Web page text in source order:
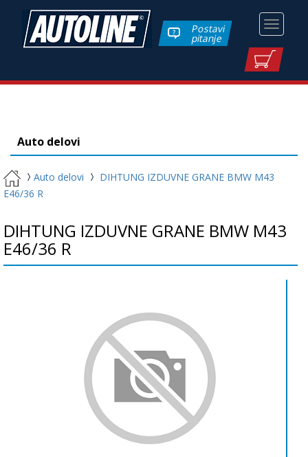
Toggle
Postavi
pitanje
Auto delovi
Auto delovi
DIHTUNG IZDUVNE GRANE BMW M43
E46/36 R
DIHTUNG IZDUVNE GRANE BMW M43
E46/36 R